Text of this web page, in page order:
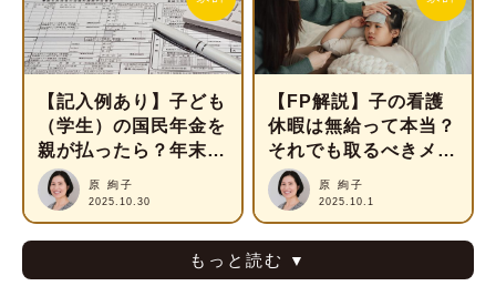
【記入例あり】子ども
（学生）の国民年金を
親が払ったら？年末調
整の書き方ガイド
原 絢子
2025.10.30
【FP解説】子の看護
休暇は無給って本当？
それでも取るべきメリ
ットとは？
原 絢子
2025.10.1